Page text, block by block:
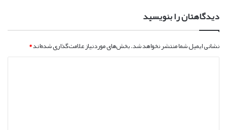
دیدگاهتان را بنویسید
نشانی ایمیل شما منتشر نخواهد شد.بخش‌های موردنیاز علامت‌گذاری شده‌اند*